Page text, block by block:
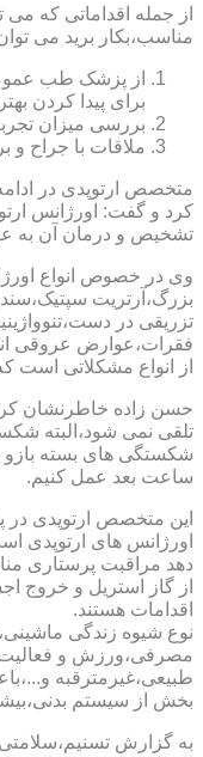
از جمله اقداماتی که می
مناسب،بکار برید می
از پزشک طب
برای پیدا کردن
بررسی میزان
ملاقات با جراح و
متخصص ارتوپدی در
کرد و گفت: اورژانس
تشخیص و درمان آن به
وی در خصوص انواع
بزرگ،آرتریت
تزریقی در
فقرات،عوارض عروقی
از انواع مشکلاتی است
حسن زاده خاطرنشان
تلقی نمی شود،البته
ساعت بعد عمل کنیم.
این متخصص ارتوپدی در
اورژانس های ارتوپدی
دهد مراقبت پرستاری
از گاز استریل و خروج
اقدامات هستند.
نوع شیوه زندگی
مصرفی،ورزش و فعالیت
طبیعی،غیرمترقبه
بخش از سیستم
به گزارش